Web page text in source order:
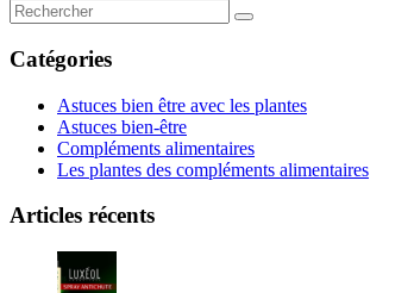
Catégories
Astuces bien être avec les plantes
Astuces bien-être
Compléments alimentaires
Les plantes des compléments alimentaires
Articles récents